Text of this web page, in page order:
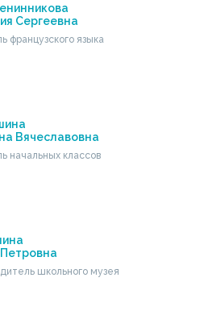
Сергеевна
французского языка
Вячеславовна
начальных классов
школьного музея